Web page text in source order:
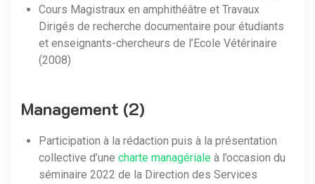
Cours Magistraux en amphithéâtre et Travaux
Dirigés de recherche documentaire pour étudiants
et enseignants-chercheurs de l’Ecole Vétérinaire
(2008)
Management (2)
Participation à la rédaction puis à la présentation
collective d’une charte managériale à l’occasion du
séminaire 2022 de la Direction des Services